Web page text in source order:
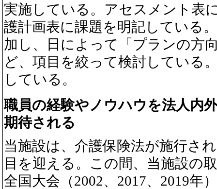
実施している。アセスメント表
護計画表に課題を明記している
加し、日によって「プランの方
ど、項目を絞って検討している
している。
職員の経験やノウハウを法人内
期待される
当施設は、介護保険法が施行さ
目を迎える。この間、当施設の
全国大会（2002、2017、2019年